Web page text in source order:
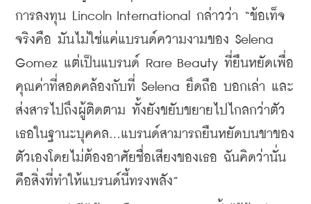
การลงทุน Lincoln International กล่าวว่า “ข้อเท็จ
จริงคือ มันไม่ใช่แค่แบรนด์ความงามของ Selena
Gomez แต่เป็นแบรนด์ Rare Beauty ที่ยืนหยัดเพื่อ
คุณค่าที่สอดคล้องกับที่ Selena ยึดถือ บอกเล่า และ
ส่งสารไปถึงผู้ติดตาม ทั้งยังขยับขยายไปไกลกว่าตัว
เธอในฐานะบุคคล...แบรนด์สามารถยืนหยัดบนขาของ
ตัวเองโดยไม่ต้องอาศัยชื่อเสียงของเธอ ฉันคิดว่านั่น
คือสิ่งที่ทำให้แบรนด์นี้ทรงพลัง”